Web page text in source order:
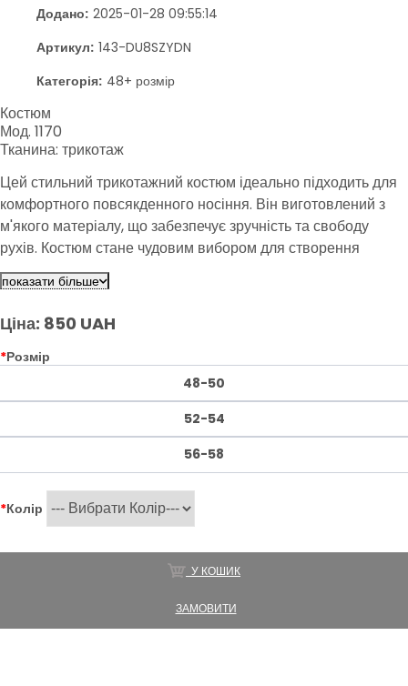
Додано: 2025-01-28 09:55:14
Артикул: 143-DU8SZYDN
Категорія: 48+ розмір
Костюм
Мод. 1170
Тканина: трикотаж
Цей стильний трикотажний костюм ідеально підходить для
комфортного повсякденного носіння. Він виготовлений з
м'якого матеріалу, що забезпечує зручність та свободу
рухів. Костюм стане чудовим вибором для створення
сучасного образу, який підкреслить вашу індивідуальність.
показати більше
Ціна: 850 UAH
*Розмір
48-50
52-54
56-58
*Колір
У КОШИК
ЗАМОВИТИ